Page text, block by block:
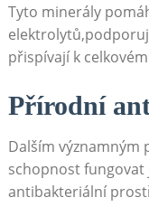
Tyto minerály
přispívají k
Přírodní
Dalším významným
schopnost
antibakteriální